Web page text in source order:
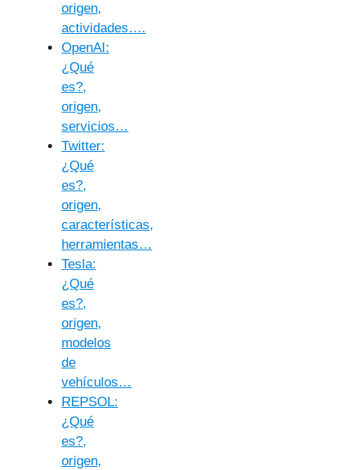
origen,
actividades….
OpenAI:
¿Qué
es?,
origen,
servicios…
Twitter:
¿Qué
es?,
origen,
características,
herramientas…
Tesla:
¿Qué
es?,
origen,
modelos
de
vehículos…
REPSOL:
¿Qué
es?,
origen,